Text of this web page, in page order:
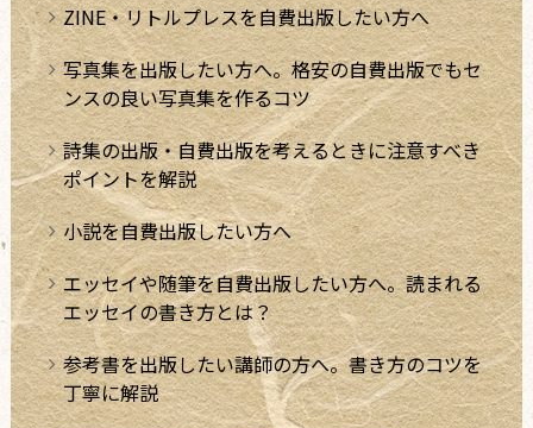
ZINE・リトルプレスを自費出版したい方へ
写真集を出版したい方へ。格安の自費出版でもセ
ンスの良い写真集を作るコツ
詩集の出版・自費出版を考えるときに注意すべき
ポイントを解説
小説を自費出版したい方へ
エッセイや随筆を自費出版したい方へ。読まれる
エッセイの書き方とは？
参考書を出版したい講師の方へ。書き方のコツを
丁寧に解説